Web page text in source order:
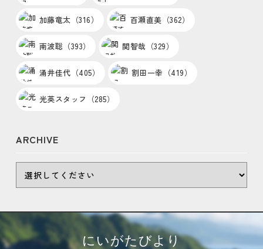
加藤竜太（316） 百瀬直美（362）
南波聡（393） 関智哉（329）
涌井佳代（405） 割田一幸（419）
光英スタッフ（285）
ARCHIVE
にいがたびより